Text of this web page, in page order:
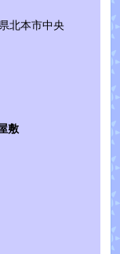
北本市中央
敷